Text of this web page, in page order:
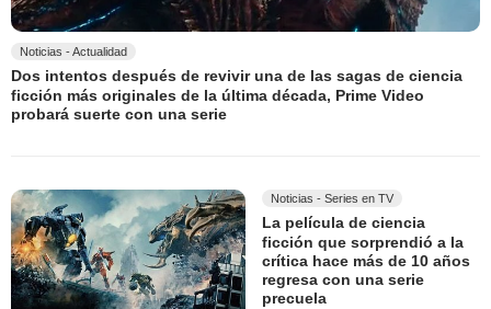
Noticias - Actualidad
Dos intentos después de revivir una de las sagas de ciencia
ficción más originales de la última década, Prime Video
probará suerte con una serie
Noticias - Series en TV
La película de ciencia
ficción que sorprendió a la
crítica hace más de 10 años
regresa con una serie
precuela